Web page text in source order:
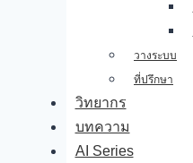
วางระบบ
ที่ปรึกษา
วิทยากร
บทความ
AI Series